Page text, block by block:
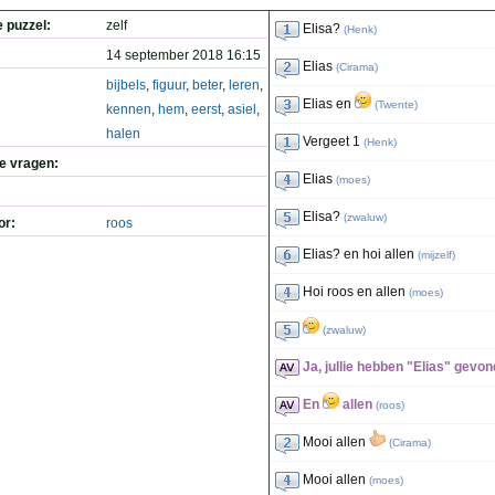
puzzel:
zelf
14 september 2018 16:15
bijbels, figuur, beter, leren,
kennen, hem, eerst, asiel ,
halen
vragen:
roos
Elisa? (Henk)
Elias (Cirama)
Elias en (Twente)
Vergeet 1 (Henk)
Elias (moes)
Elisa? (zwaluw)
Elias? en hoi allen (mijzelf)
Hoi roos en allen (moes)
(zwaluw)
Ja, jullie hebben "Elias"
En allen (roos)
Mooi allen (Cirama)
Mooi allen (moes)